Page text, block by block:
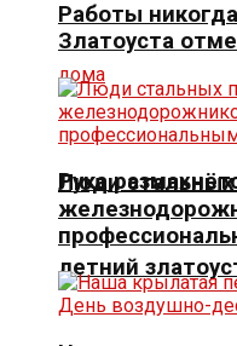
Рука
летний
Работы
Златоуста
Люди стальных